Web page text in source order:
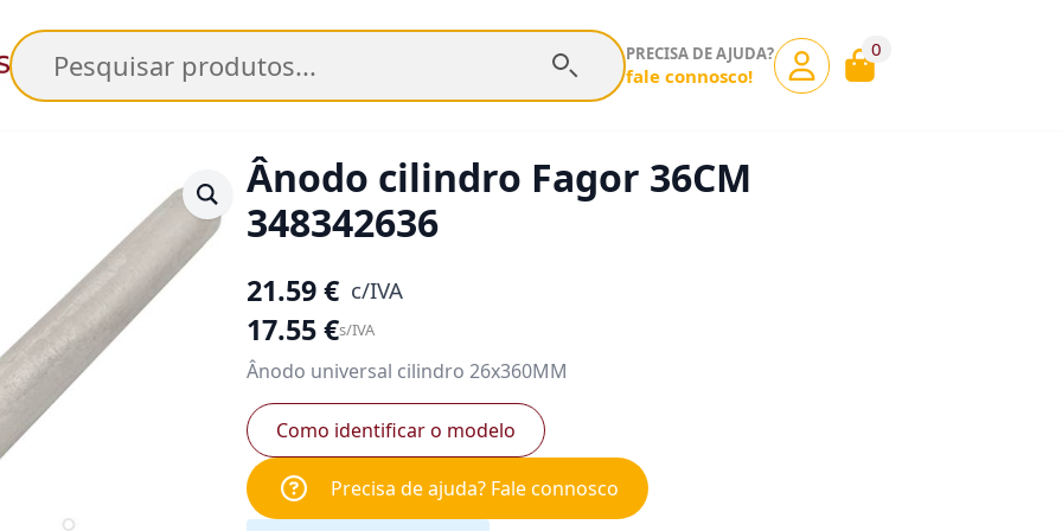
Pesquisar PRECISA DE AJUDA?
fale connosco!
0
Ânodo cilindro Fagor 36CM
348342636
21.59€ c/IVA
17.55€s/IVA
Ânodo universal cilindro 26x360MM
Como identificar o modelo
Precisa de ajuda? Fale connosco